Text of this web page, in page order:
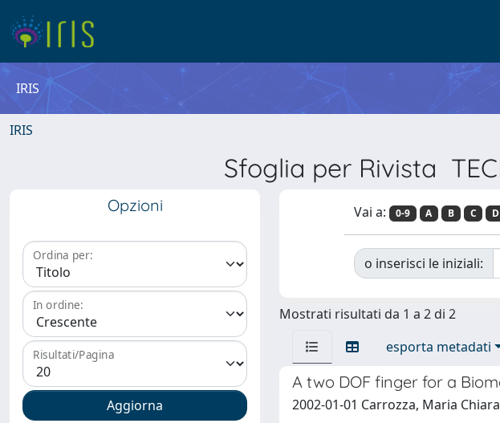
IRIS
IRIS
Sfoglia per Rivista
Opzioni
Ordina per:
In ordine:
Risultati/Pagina
Vai a: 0-9 A B C D
o inserisci le iniziali:
Mostrati risultati da 1 a 2 di 2
esporta metadati
A two DOF finger for a
2002-01-01 Carrozza, Maria